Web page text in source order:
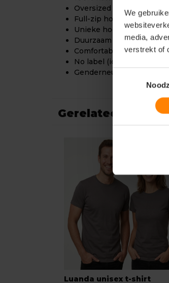
We
media,
verstrekt of
Oversized fit
Full-zip hoodie
Unieke hoge kraag
Duurzaam en stevig
Comfortabel en warm
No label (ideaal voor
Genderneutraal ontwerp
Gerelateerde
Luanda unisex t-shirt